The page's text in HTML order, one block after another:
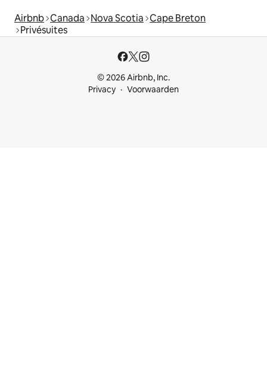
Airbnb Canada Nova Scotia Cape Breton
Privésuites
© 2026 Airbnb, Inc.
Privacy
Voorwaarden